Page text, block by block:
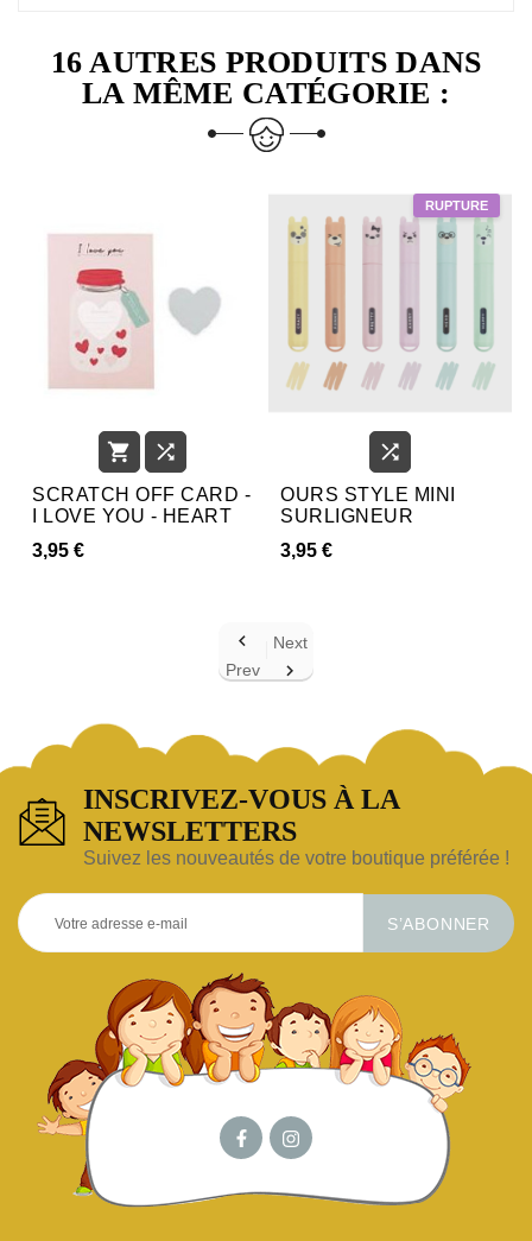
16 AUTRES PRODUITS DANS
LA MÊME CATÉGORIE :
 
SCRATCH OFF CARD -
I LOVE YOU - HEART
3,95 €

OURS STYLE MINI
SURLIGNEUR
3,95 €

Prev
Next

INSCRIVEZ-VOUS À LA
NEWSLETTERS
Suivez les nouveautés de votre boutique préférée !
S’ABONNER